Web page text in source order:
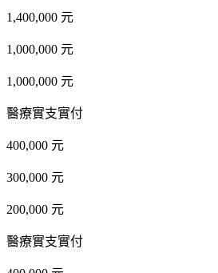
1,400,000 元
1,000,000 元
1,000,000 元
醫療實支實付
400,000 元
300,000 元
200,000 元
醫療實支實付